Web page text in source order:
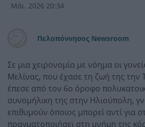
Μάι. 2026 20:34
Πελοπόννησος Newsroom
Σε μια χειρονομία με νόημα οι
Μελίνας, που έχασε τη ζωή της την
έπεσε από τον 6ο όροφο
συνομήλικη της στην Ηλιούπολη,
επιθυμούν όποιος μπορεί αντί για
πραγματοποιήσει στη μνήμη της